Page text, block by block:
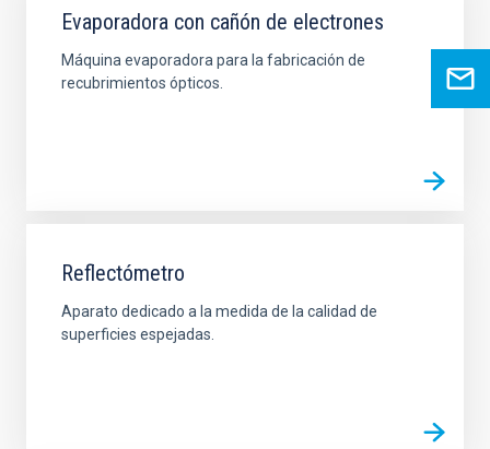
Evaporadora con cañón de electrones
Máquina evaporadora para la fabricación de
recubrimientos ópticos.
Reflectómetro
Aparato dedicado a la medida de la calidad de
superficies espejadas.